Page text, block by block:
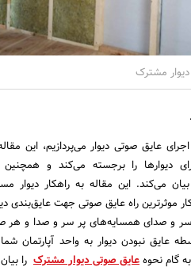
مشترک
عایق صوتی دیوار می‌پردازیم، این
دیوارها را برجسته می‌کند و
می‌کند. این مقاله به راهکار دیوار
موثرترین راه عایق صوتی جهت عایق‌بندی
سر و صدای همسایه‌های پر سر و صدا و هر
عایق نبودن دیوار به واحد آپارتمان
گام نحوهعایق صوتی دیوار مشترک را